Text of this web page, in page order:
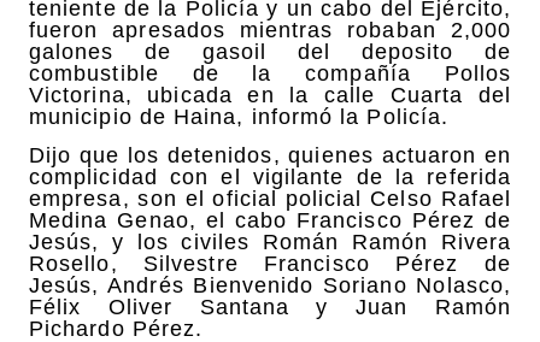
teniente de la Policía y un cabo del Ejército,
fueron apresados mientras robaban 2,000
galones de gasoil del deposito de
combustible de la compañía Pollos
Victorina, ubicada en la calle Cuarta del
municipio de Haina, informó la Policía.
Dijo que los detenidos, quienes actuaron en
complicidad con el vigilante de la referida
empresa, son el oficial policial Celso Rafael
Medina Genao, el cabo Francisco Pérez de
Jesús, y los civiles Román Ramón Rivera
Rosello, Silvestre Francisco Pérez de
Jesús, Andrés Bienvenido Soriano Nolasco,
Félix Oliver Santana y Juan Ramón
Pichardo Pérez.